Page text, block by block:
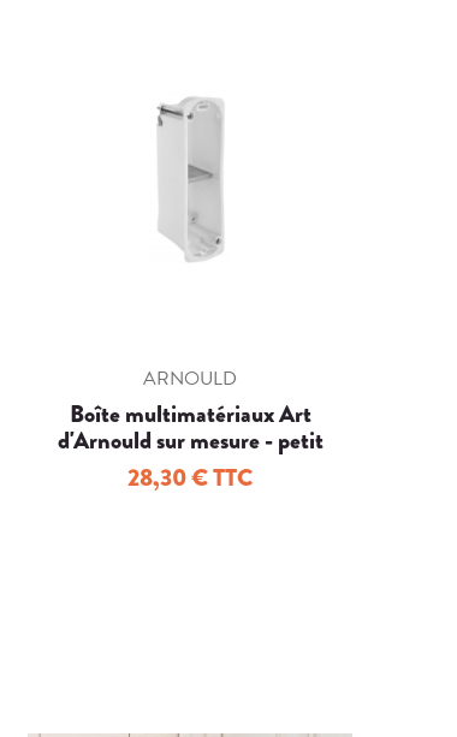
ARNOULD
Boîte multimatériaux Art
d'Arnould sur mesure - petit
rect. double
28,30 € TTC